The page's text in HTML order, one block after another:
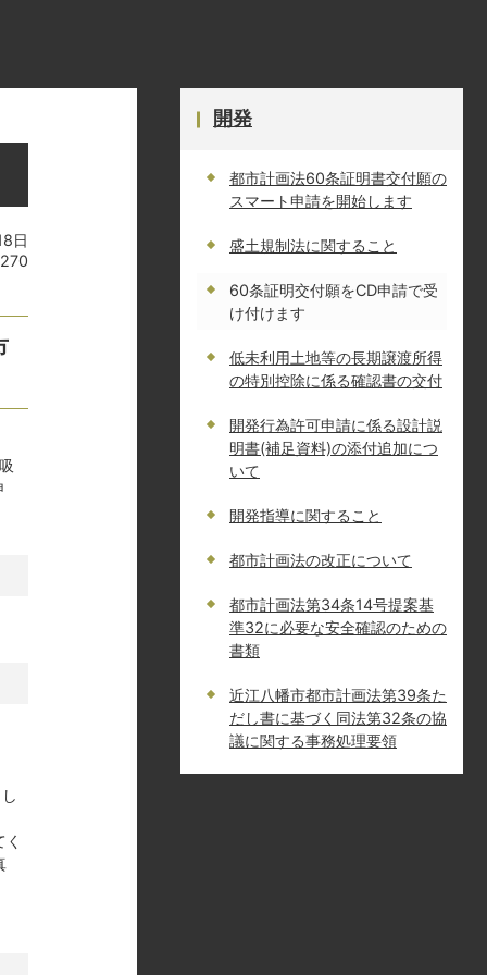
日
開発
都市計画法60条証明書交付願の
スマート申請を開始します
盛土規制法に関すること
60条証明交付願をCD申請で受
け付けます
低未利用土地等の長期譲渡所得
の特別控除に係る確認書の交付
開発行為許可申請に係る設計説
明書(補足資料)の添付追加につ
いて
開発指導に関すること
都市計画法の改正について
都市計画法第34条14号提案基
準32に必要な安全確認のための
書類
近江八幡市都市計画法第39条た
だし書に基づく同法第32条の協
議に関する事務処理要領